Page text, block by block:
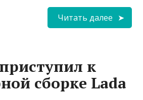
Читать далее
к
сборке Lada